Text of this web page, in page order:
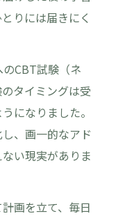
りには届きにく
CBT試験（ネ
タイミングは受
になりました。
、画一的なアド
い現実がありま
画を立て、毎日